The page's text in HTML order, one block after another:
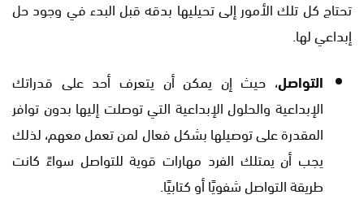
تحتاج كل تلك الأمور إلى تحيليها بدقه قبل البدء في وجود حل
إبداعي لها.
التواصل، حيث إن يمكن أن يتعرف أحد على قدراتك
الإبداعية والحلول الإبداعية التي توصلت إليها بدون توافر
المقدرة على توصيلها بشكل فعال لمن تعمل معهم، لذلك
يجب أن يمتلك الفرد مهارات قوية للتواصل سواءً كانت
طريقة التواصل شفويًا أو كتابيًا.